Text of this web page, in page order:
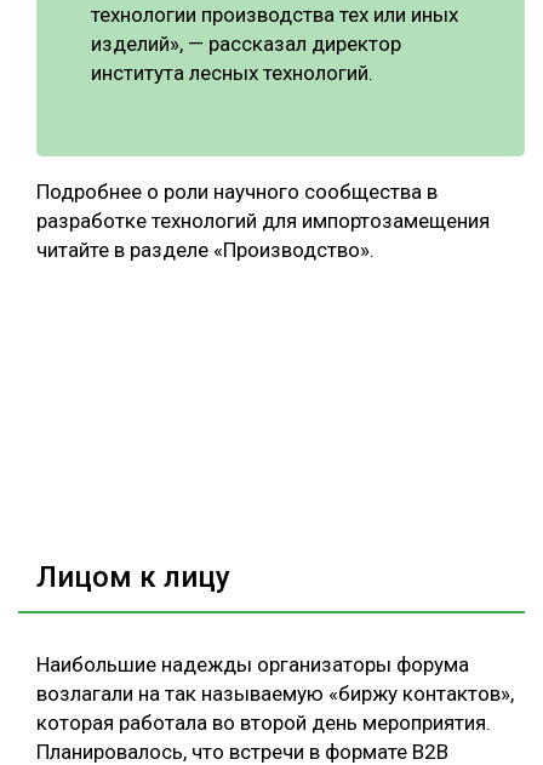
технологии производства тех или иных
изделий», — рассказал директор
института лесных технологий.
Подробнее о роли научного сообщества в
разработке технологий для импортозамещения
читайте в разделе «Производство».
Лицом к лицу
Наибольшие надежды организаторы форума
возлагали на так называемую «биржу контактов»,
которая работала во второй день мероприятия.
Планировалось, что встречи в формате B2B